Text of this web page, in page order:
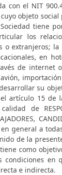
con el NIT
objeto
tiene
los
o extranjeros;
en
de internet
su
artículo 15 de
de
general a
de la presente
tiene como
condiciones en
e indirecta.